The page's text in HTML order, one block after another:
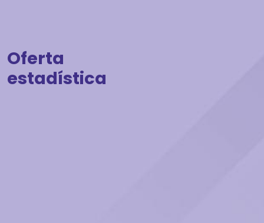
Oferta
estadística